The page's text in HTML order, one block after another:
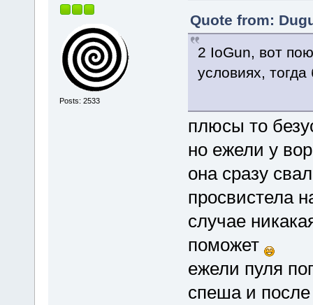
Posts: 2533
Quote from:
2 IoGun, вот
условиях,
плюсы то
но ежели у
она сразу
просвистела
случае
поможет
ежели пуля
спеша и